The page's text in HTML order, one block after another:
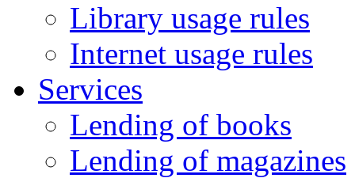
Library usage rules
Internet usage rules
Services
Lending of books
Lending of magazines